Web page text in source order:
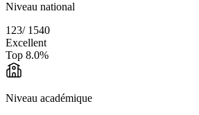
Niveau national
123/ 1540
Excellent
Top 8.0%
Niveau académique